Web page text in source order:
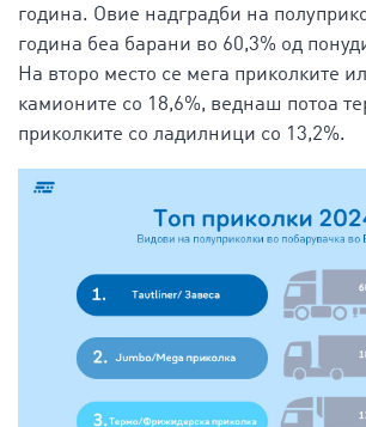
година. Овие надградби на
година беа барани во 60,3% од
На второ место се мега приколките
камионите со 18,6%, веднаш потоа
приколките со ладилници со 13,2%.